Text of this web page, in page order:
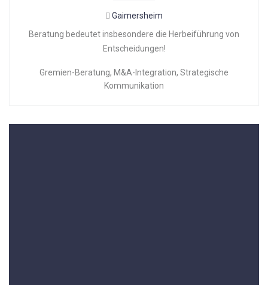
Gaimersheim
Beratung bedeutet insbesondere die Herbeiführung von
Entscheidungen!
Gremien-Beratung, M&A-Integration, Strategische
Kommunikation